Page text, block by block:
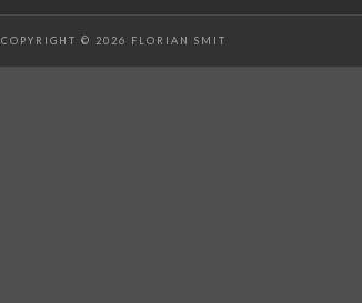
COPYRIGHT © 2026 FLORIAN SMIT